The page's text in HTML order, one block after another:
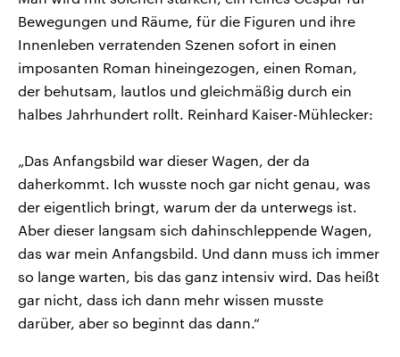
Bewegungen und Räume, für die Figuren und ihre
Innenleben verratenden Szenen sofort in einen
imposanten Roman hineingezogen, einen Roman,
der behutsam, lautlos und gleichmäßig durch ein
halbes Jahrhundert rollt. Reinhard Kaiser-Mühlecker:
„Das Anfangsbild war dieser Wagen, der da
daherkommt. Ich wusste noch gar nicht genau, was
der eigentlich bringt, warum der da unterwegs ist.
Aber dieser langsam sich dahinschleppende Wagen,
das war mein Anfangsbild. Und dann muss ich immer
so lange warten, bis das ganz intensiv wird. Das heißt
gar nicht, dass ich dann mehr wissen musste
darüber, aber so beginnt das dann.“